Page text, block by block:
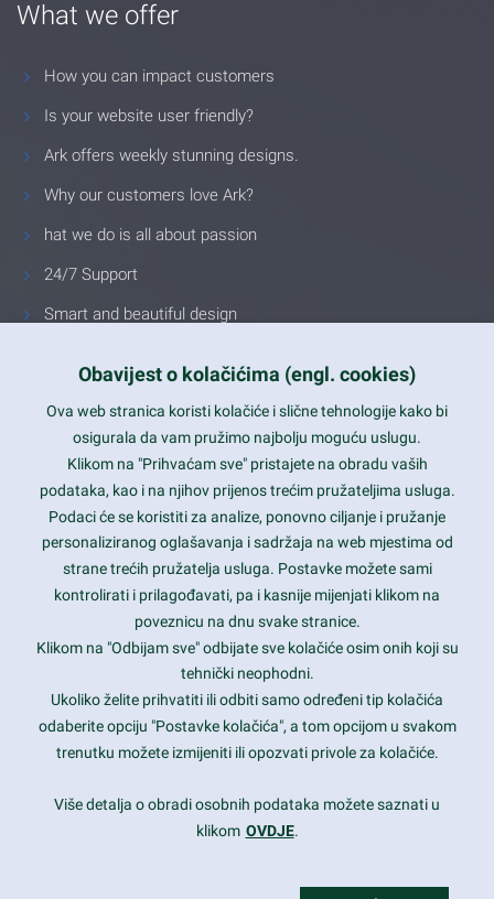
What we offer
How you can impact customers
Is your website user friendly?
Ark offers weekly stunning designs.
Why our customers love Ark?
hat we do is all about passion
24/7 Support
Smart and beautiful design
Latest trends and much more...
Contact Info
1600 Amphitheatre Parkway, Mountain View, CA 94043
prothemes.net@gmail.com
Daily: 9:00 am - 6:00 pm
Sunday: Closed
Copyright 2017FRESHFACE© All Rights Reserved
Obavijest o kolačićima (engl. cookies)
Ova web stranica koristi kolačiće i slične tehnologije kako bi
osigurala da vam pružimo najbolju moguću uslugu.
Klikom na "Prihvaćam sve" pristajete na obradu vaših
podataka, kao i na njihov prijenos trećim pružateljima usluga.
Podaci će se koristiti za analize, ponovno ciljanje i pružanje
personaliziranog oglašavanja i sadržaja na web mjestima od
strane trećih pružatelja usluga. Postavke možete sami
kontrolirati i prilagođavati, pa i kasnije mijenjati klikom na
poveznicu na dnu svake stranice.
Klikom na "Odbijam sve" odbijate sve kolačiće osim onih koji su
tehnički neophodni.
Ukoliko želite prihvatiti ili odbiti samo određeni tip kolačića
odaberite opciju "Postavke kolačića", a tom opcijom u svakom
trenutku možete izmijeniti ili opozvati privole za kolačiće.
Više detalja o obradi osobnih podataka možete saznati u
klikom OVDJE.